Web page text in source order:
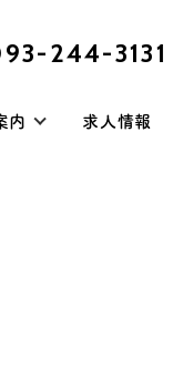
244-3131
内 求人情報